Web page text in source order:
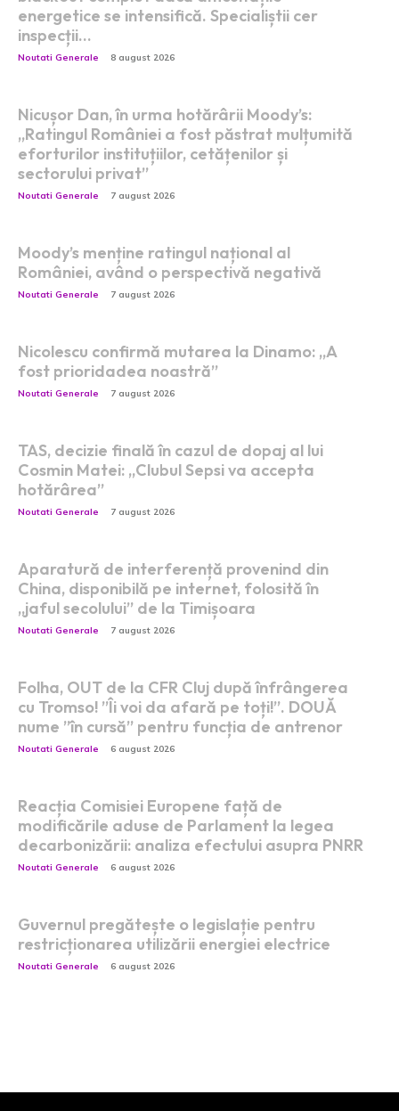
energetice se intensifică. Specialiștii cer
inspecții…
Noutati Generale 8 august 2026
Nicușor Dan, în urma hotărârii Moody’s:
„Ratingul României a fost păstrat mulțumită
eforturilor instituțiilor, cetățenilor și
sectorului privat”
Noutati Generale 7 august 2026
Moody’s menține ratingul național al
României, având o perspectivă negativă
Noutati Generale 7 august 2026
Nicolescu confirmă mutarea la Dinamo: „A
fost prioridadea noastră”
Noutati Generale 7 august 2026
TAS, decizie finală în cazul de dopaj al lui
Cosmin Matei: „Clubul Sepsi va accepta
hotărârea”
Noutati Generale 7 august 2026
Aparatură de interferență provenind din
China, disponibilă pe internet, folosită în
„jaful secolului” de la Timișoara
Noutati Generale 7 august 2026
Folha, OUT de la CFR Cluj după înfrângerea
cu Tromso! ”Îi voi da afară pe toți!”. DOUĂ
nume ”în cursă” pentru funcția de antrenor
Noutati Generale 6 august 2026
Reacția Comisiei Europene față de
modificările aduse de Parlament la legea
decarbonizării: analiza efectului asupra PNRR
Noutati Generale 6 august 2026
Guvernul pregătește o legislație pentru
restricționarea utilizării energiei electrice
Noutati Generale 6 august 2026